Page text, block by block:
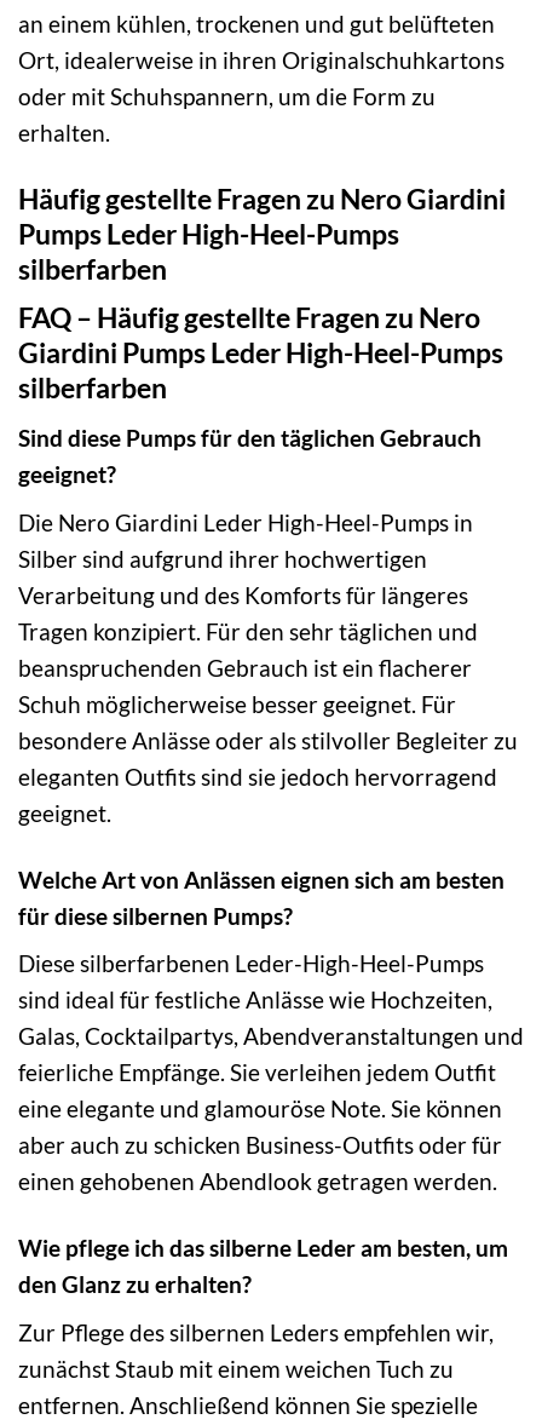
an einem kühlen, trockenen und gut belüfteten
Ort, idealerweise in ihren Originalschuhkartons
oder mit Schuhspannern, um die Form zu
erhalten.
Häufig gestellte Fragen zu Nero Giardini
Pumps Leder High-Heel-Pumps
silberfarben
FAQ – Häufig gestellte Fragen zu Nero
Giardini Pumps Leder High-Heel-Pumps
silberfarben
Sind diese Pumps für den täglichen Gebrauch
geeignet?
Die Nero Giardini Leder High-Heel-Pumps in
Silber sind aufgrund ihrer hochwertigen
Verarbeitung und des Komforts für längeres
Tragen konzipiert. Für den sehr täglichen und
beanspruchenden Gebrauch ist ein flacherer
Schuh möglicherweise besser geeignet. Für
besondere Anlässe oder als stilvoller Begleiter zu
eleganten Outfits sind sie jedoch hervorragend
geeignet.
Welche Art von Anlässen eignen sich am besten
für diese silbernen Pumps?
Diese silberfarbenen Leder-High-Heel-Pumps
sind ideal für festliche Anlässe wie Hochzeiten,
Galas, Cocktailpartys, Abendveranstaltungen und
feierliche Empfänge. Sie verleihen jedem Outfit
eine elegante und glamouröse Note. Sie können
aber auch zu schicken Business-Outfits oder für
einen gehobenen Abendlook getragen werden.
Wie pflege ich das silberne Leder am besten, um
den Glanz zu erhalten?
Zur Pflege des silbernen Leders empfehlen wir,
zunächst Staub mit einem weichen Tuch zu
entfernen. Anschließend können Sie spezielle